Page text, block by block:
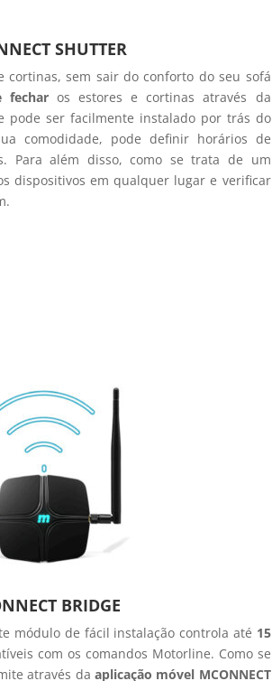
SHUTTER
cortinas, sem sair do conforto do seu sofá
fechar os estores e cortinas através da
pode ser facilmente instalado por trás do
comodidade, pode definir horários de
Para além disso, como se trata de um
dispositivos em qualquer lugar e verificar
BRIDGE
módulo de fácil instalação controla até 15
com os comandos Motorline. Como se
através da aplicação móvel MCONNECT